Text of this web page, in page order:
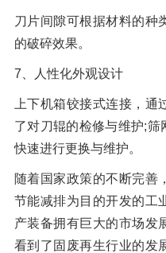
刀片间隙可根据材料的种
的破碎效果。
7、人性化外观设计
上下机箱铰接式连接，
了对刀辊的检修与维护;
快速进行更换与维护。
随着国家政策的不断完善
节能减排为目的开发的工
产装备拥有巨大的市场发
看到了固废再生行业的发